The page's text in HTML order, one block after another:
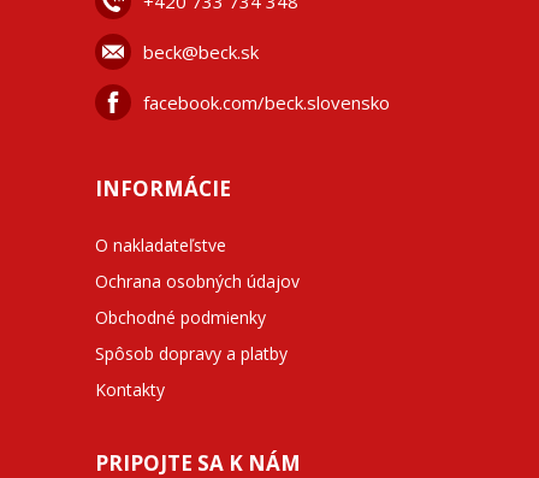
beck@beck.sk
facebook.com/beck.slovensko
INFORMÁCIE
O nakladateľstve
Ochrana osobných údajov
Obchodné podmienky
Spôsob dopravy a platby
Kontakty
PRIPOJTE SA K NÁM